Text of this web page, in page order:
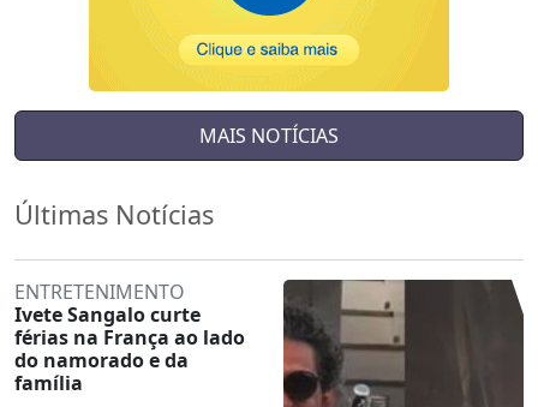
MAIS NOTÍCIAS
Últimas Notícias
ENTRETENIMENTO
Ivete Sangalo curte
férias na França ao lado
do namorado e da
família